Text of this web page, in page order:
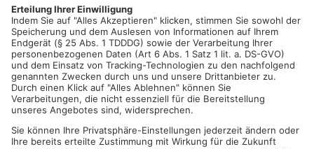
Der Täter war etwa 175 cm groß und soll circa 20 Jahre alt
gewesen sein. Bekleidet soll er mit einem weißen
Jogginganzug gewesen sein. Die Polizei fragt - Wer kann
sachdienliche Hinweise geben? Zeugen werden gebeten, sich
unter der Telefonnummer 06181 100-123 zu melden.
Artikel teilen